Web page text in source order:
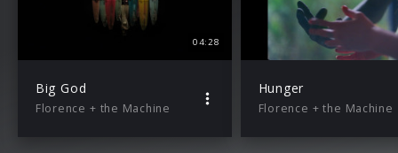
04:28
Big God
Florence + the Machine
Hunger
Florence + the Machine